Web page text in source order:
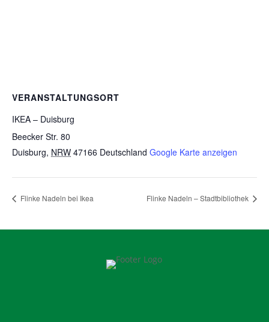
VERANSTALTUNGSORT
IKEA – Duisburg
Beecker Str. 80
Duisburg, NRW 47166 Deutschland Google Karte anzeigen
Flinke Nadeln bei Ikea Flinke Nadeln – Stadtbibliothek